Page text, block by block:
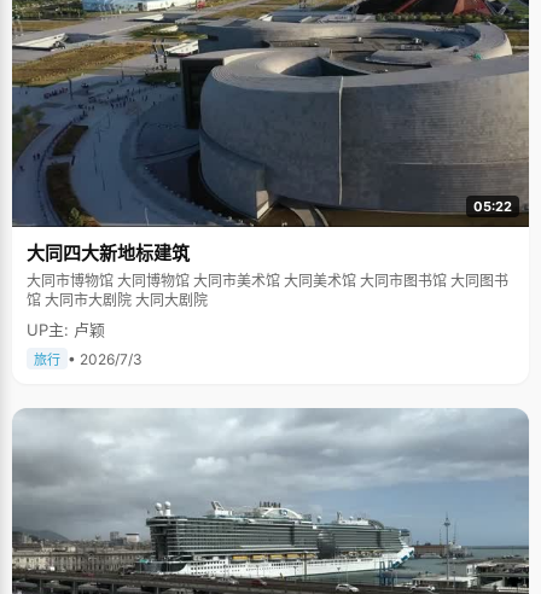
05:22
大同四大新地标建筑
大同市博物馆 大同博物馆 大同市美术馆 大同美术馆 大同市图书馆 大同图书
馆 大同市大剧院 大同大剧院
UP主: 卢颖
旅行 • 2026/7/3